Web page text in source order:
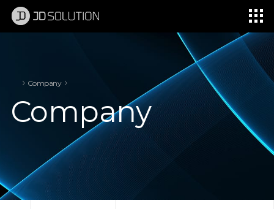
Company
Company